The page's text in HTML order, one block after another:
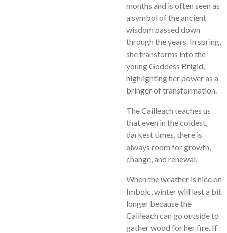
months and is often seen as
a symbol of the ancient
wisdom passed down
through the years. In spring,
she transforms into the
young Goddess Brigid,
highlighting her power as a
bringer of transformation.
The Cailleach teaches us
that even in the coldest,
darkest times, there is
always room for growth,
change, and renewal.
When the weather is nice on
Imbolc, winter will last a bit
longer because the
Cailleach can go outside to
gather wood for her fire. If